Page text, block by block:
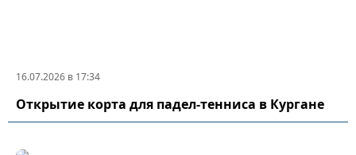
16.07.2026 в 17:34
Открытие корта для падел-тенниса в Кургане